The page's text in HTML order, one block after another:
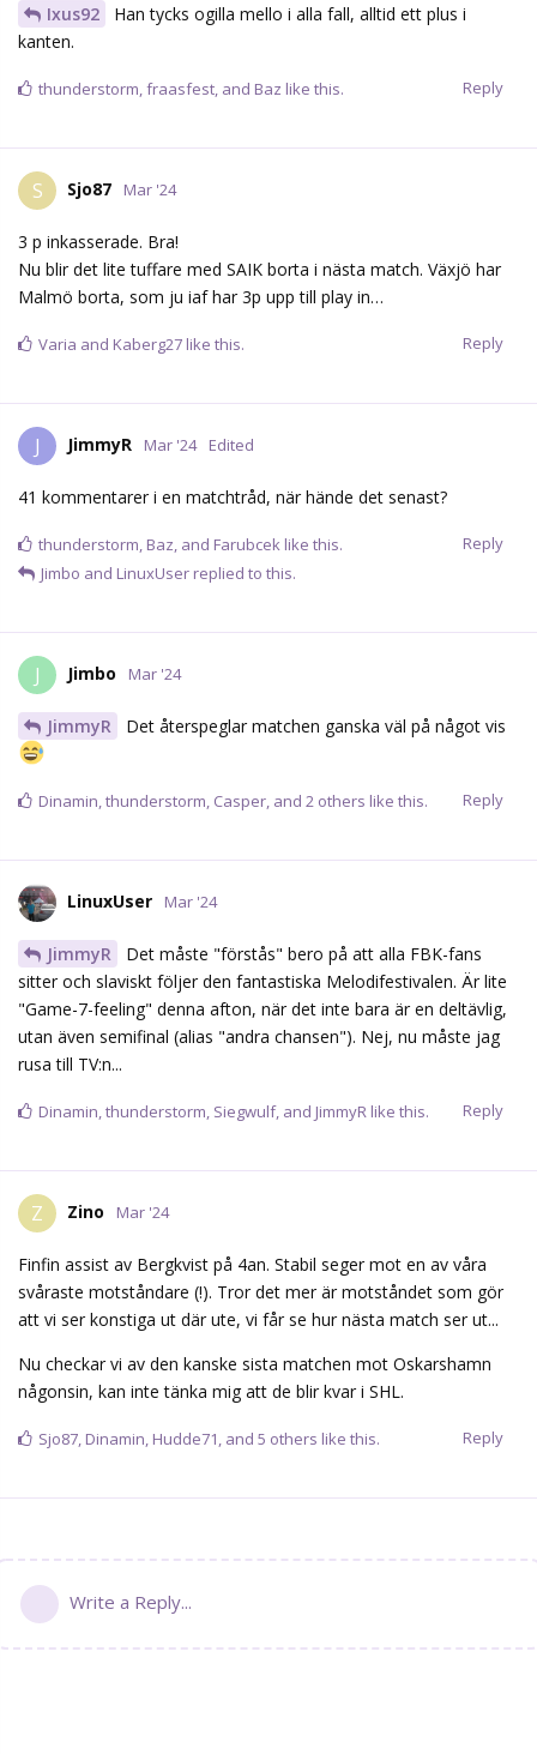
Ixus92
Han tycks ogilla mello i alla fall, alltid ett plus i
kanten.
Reply
thunderstorm,fraasfest, and Baz like this.
S Sjo87 Mar '24
3 p inkasserade. Bra!
Nu blir det lite tuffare med SAIK borta i nästa match. Växjö har
Malmö borta, som ju iaf har 3p upp till play in…
Reply
Varia and Kaberg27 like this.
J JimmyR Mar '24 Edited
41 kommentarer i en matchtråd, när hände det senast?
Reply
thunderstorm, Baz, and Farubcek like this.
Jimbo and LinuxUser replied to this.
J Jimbo Mar '24
JimmyR Det återspeglar matchen ganska väl på något vis
Reply
Dinamin,thunderstorm, Casper, and 2 others like this.
LinuxUser Mar '24
JimmyR
Det måste "förstås" bero på att alla FBK-fans
sitter och slaviskt följer den fantastiska Melodifestivalen. Är lite
"Game-7-feeling" denna afton, när det inte bara är en deltävlig,
utan även semifinal (alias "andra chansen"). Nej, nu måste jag
rusa till TV:n...
Reply
Dinamin,thunderstorm, Siegwulf, and JimmyR like this.
Z Zino Mar '24
Finfin assist av Bergkvist på 4an. Stabil seger mot en av våra
svåraste motståndare (!). Tror det mer är motståndet som gör
att vi ser konstiga ut där ute, vi får se hur nästa match ser ut...
Nu checkar vi av den kanske sista matchen mot Oskarshamn
någonsin, kan inte tänka mig att de blir kvar i SHL.
Reply
Sjo87, Dinamin, Hudde71, and 5 others like this.
Write a Reply...